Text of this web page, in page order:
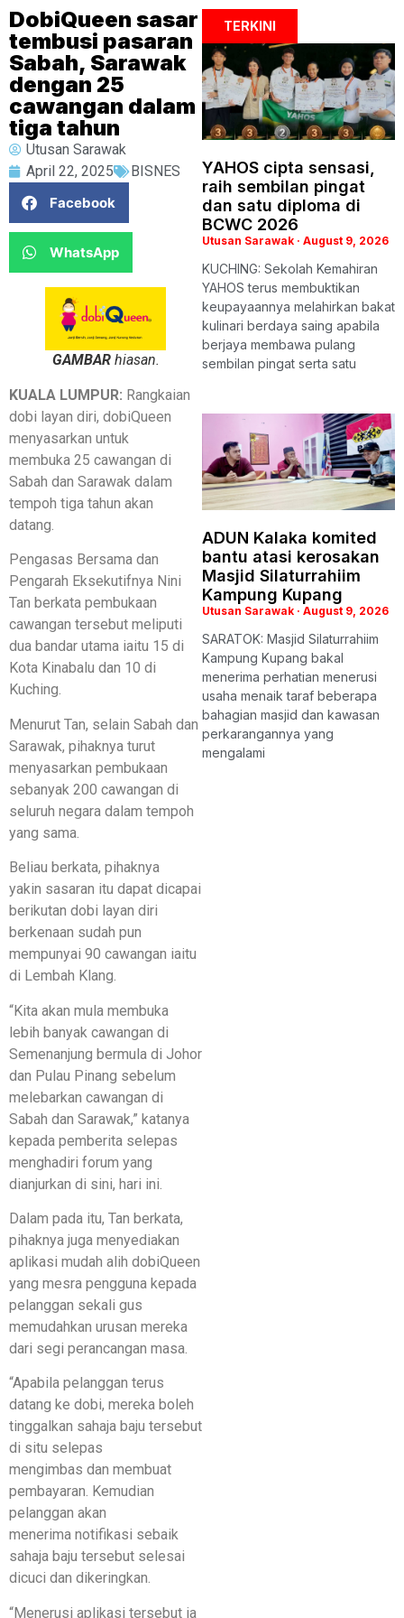
DobiQueen sasar
tembusi pasaran
Sabah, Sarawak
dengan 25
cawangan dalam
tiga tahun
Utusan Sarawak
April 22, 2025
BISNES
Facebook
WhatsApp
GAMBARhiasan.
KUALA LUMPUR: Rangkaian
dobi layan diri, dobiQueen
menyasarkan untuk
membuka 25 cawangan di
Sabah dan Sarawak dalam
tempoh tiga tahun akan
datang.
Pengasas Bersama dan
Pengarah Eksekutifnya Nini
Tan berkata pembukaan
cawangan tersebut meliputi
dua bandar utama iaitu 15 di
Kota Kinabalu dan 10 di
Kuching.
Menurut Tan, selain Sabah dan
Sarawak, pihaknya turut
menyasarkan pembukaan
sebanyak 200 cawangan di
seluruh negara dalam tempoh
yang sama.
Beliau berkata, pihaknya
yakin sasaran itu dapat dicapai
berikutan dobi layan diri
berkenaan sudah pun
mempunyai 90 cawangan iaitu
di Lembah Klang.
“Kita akan mula membuka
lebih banyak cawangan di
Semenanjung bermula di Johor
dan Pulau Pinang sebelum
melebarkan cawangan di
Sabah dan Sarawak,” katanya
kepada pemberita selepas
menghadiri forum yang
dianjurkan di sini, hari ini.
Dalam pada itu, Tan berkata,
pihaknya juga menyediakan
aplikasi mudah alih dobiQueen
yang mesra pengguna kepada
pelanggan sekali gus
memudahkan urusan mereka
dari segi perancangan masa.
“Apabila pelanggan terus
datang ke dobi, mereka boleh
tinggalkan sahaja baju tersebut
di situ selepas
mengimbas dan membuat
pembayaran. Kemudian
pelanggan akan
menerima notifikasi sebaik
sahaja baju tersebut selesai
dicuci dan dikeringkan.
“Menerusi aplikasi tersebut ia
TERKINI
YAHOS cipta sensasi,
raih sembilan pingat
dan satu diploma di
BCWC 2026
Utusan Sarawak August 9, 2026
KUCHING: Sekolah Kemahiran
YAHOS terus membuktikan
keupayaannya melahirkan bakat
kulinari berdaya saing apabila
berjaya membawa pulang
sembilan pingat serta satu
ADUN Kalaka komited
bantu atasi kerosakan
Masjid Silaturrahiim
Kampung Kupang
Utusan Sarawak August 9, 2026
SARATOK: Masjid Silaturrahiim
Kampung Kupang bakal
menerima perhatian menerusi
usaha menaik taraf beberapa
bahagian masjid dan kawasan
perkarangannya yang
mengalami